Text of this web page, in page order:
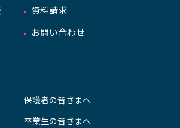
資料請求
お問い合わせ
保護者の皆さまへ
卒業生の皆さまへ